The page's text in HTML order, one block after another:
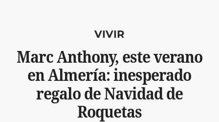
VIVIR
Marc Anthony, este verano
en Almería: inesperado
regalo de Navidad de
Roquetas